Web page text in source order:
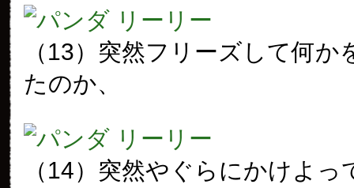
（13）突然フリーズして何か
たのか、
（14）突然やぐらにかけよっ